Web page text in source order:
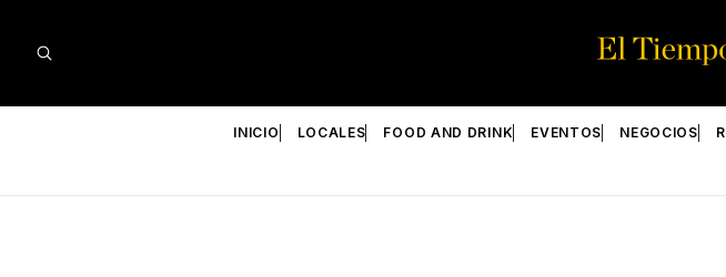
INICIO LOCALES FOOD AND DRINK EVENTOS NEGOCIOS